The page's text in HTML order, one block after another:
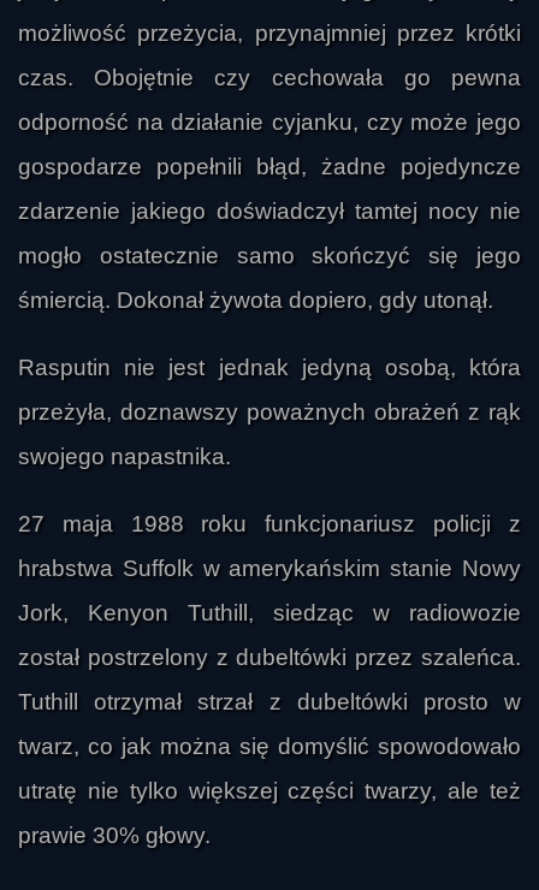
możliwość przeżycia, przynajmniej przez krótki
czas. Obojętnie czy cechowała go pewna
odporność na działanie cyjanku, czy może jego
gospodarze popełnili błąd, żadne pojedyncze
zdarzenie jakiego doświadczył tamtej nocy nie
mogło ostatecznie samo skończyć się jego
śmiercią. Dokonał żywota dopiero, gdy utonął.
Rasputin nie jest jednak jedyną osobą, która
przeżyła, doznawszy poważnych obrażeń z rąk
swojego napastnika.
27 maja 1988 roku funkcjonariusz policji z
hrabstwa Suffolk w amerykańskim stanie Nowy
Jork, Kenyon Tuthill, siedząc w radiowozie
został postrzelony z dubeltówki przez szaleńca.
Tuthill otrzymał strzał z dubeltówki prosto w
twarz, co jak można się domyślić spowodowało
utratę nie tylko większej części twarzy, ale też
prawie 30% głowy.